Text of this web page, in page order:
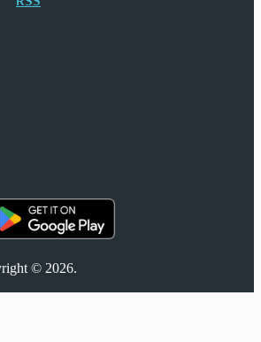
© 2026.